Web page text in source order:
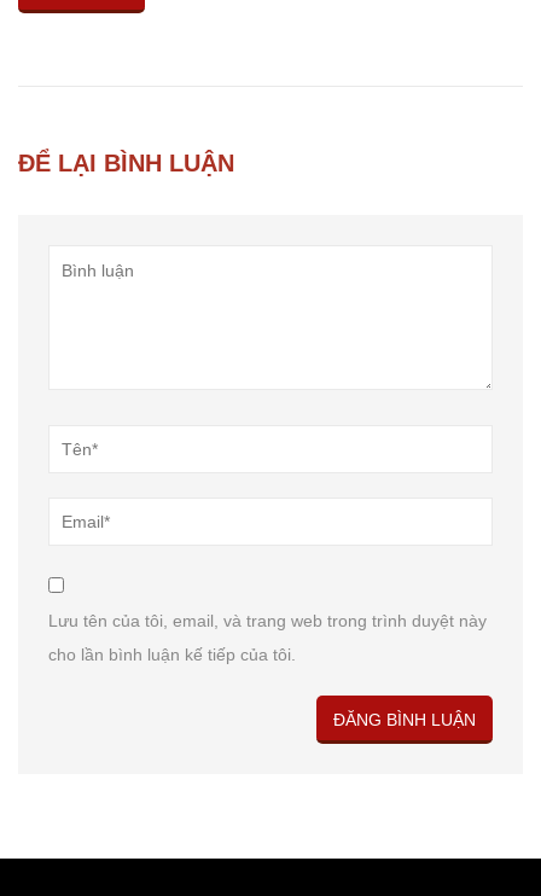
ĐỂ LẠI BÌNH LUẬN
Lưu tên của tôi, email, và trang web trong trình duyệt này
cho lần bình luận kế tiếp của tôi.